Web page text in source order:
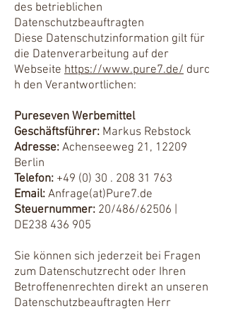
des betrieblichen
Datenschutzbeauftragten
Diese Datenschutzinformation gilt für
die Datenverarbeitung auf der
Webseite https://www.pure7.de/ durc
h den Verantwortlichen:
Pureseven Werbemittel
Geschäftsführer: Markus Rebstock
Adresse: Achenseeweg 21, 12209
Berlin
Telefon: +49 (0) 30 . 208 31 763
Email: Anfrage(at)Pure7.de
Steuernummer: 20/486/62506 |
DE238 436 905
Sie können sich jederzeit bei Fragen
zum Datenschutzrecht oder Ihren
Betroffenenrechten direkt an unseren
Datenschutzbeauftragten Herr